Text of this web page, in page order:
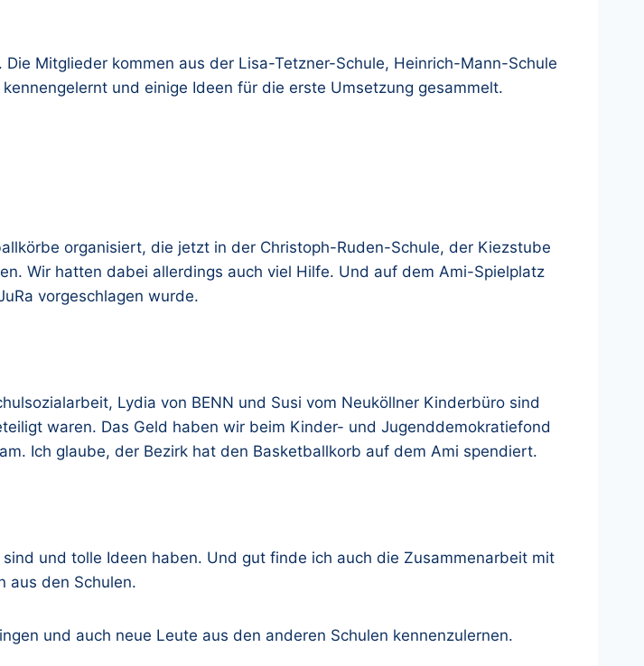
Mitglieder kommen aus der Lisa-Tetzner-Schule, Heinrich-Mann-Schule
und einige Ideen für die erste Umsetzung gesammelt.
organisiert, die jetzt in der Christoph-Ruden-Schule, der Kiezstube
Wir hatten dabei allerdings auch viel Hilfe. Und auf dem Ami-Spielplatz
vorgeschlagen wurde.
Lydia von BENN und Susi vom Neuköllner Kinderbüro sind
waren. Das Geld haben wir beim Kinder- und Jugenddemokratiefond
Ich glaube, der Bezirk hat den Basketballkorb auf dem Ami spendiert.
und tolle Ideen haben. Und gut finde ich auch die Zusammenarbeit mit
aus den Schulen.
und auch neue Leute aus den anderen Schulen kennenzulernen.